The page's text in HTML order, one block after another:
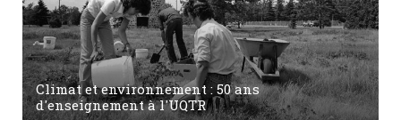
Climat et environnement : 50 ans
d'enseignement à l'UQTR